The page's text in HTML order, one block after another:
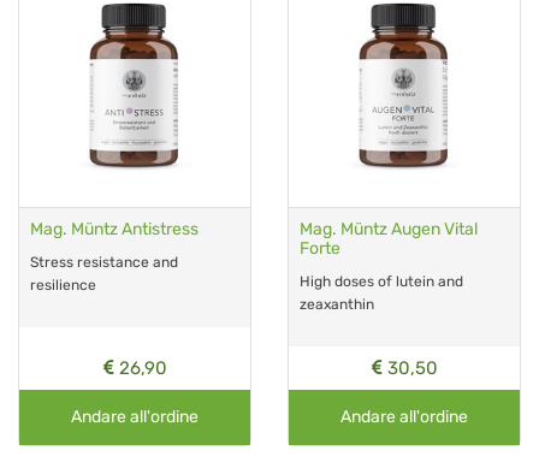
Mag. Müntz Antistress
Stress resistance and
resilience
26,90
Andare all'ordine
Mag. Müntz Augen Vital
Forte
High doses of lutein and
zeaxanthin
30,50
Andare all'ordine